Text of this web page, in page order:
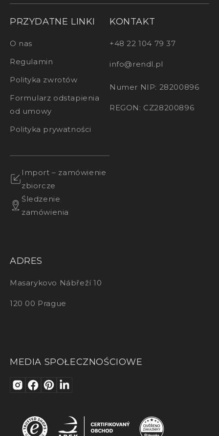
PRZYDATNE LINKI
O nas
Regulamin
Polityka zwrotów
Formularz odstapienia
od umowy
Polityka prywatności
Import – zamówienie
zbiorcze
Śledzenie
zamówienia
KONTAKT
+48 22 104 79 37
info@rendl.pl
Numer NIP: 28200896
REGON: CZ28200896
ADRES
Masarykovo Nábřeží 10
120 00 Prague
MEDIA SPOŁECZNOŚCIOWE